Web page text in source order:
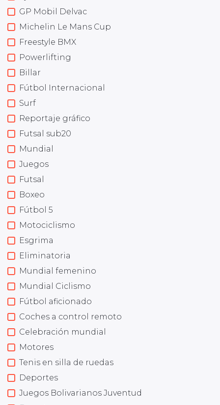
GP Mobil Delvac
Michelin Le Mans Cup
Freestyle BMX
Powerlifting
Billar
Fútbol Internacional
Surf
Reportaje gráfico
Futsal sub20
Mundial
Juegos
Futsal
Boxeo
Fútbol 5
Motociclismo
Esgrima
Eliminatoria
Mundial femenino
Mundial Ciclismo
Fútbol aficionado
Coches a control remoto
Celebración mundial
Motores
Tenis en silla de ruedas
Deportes
Juegos Bolivarianos Juventud